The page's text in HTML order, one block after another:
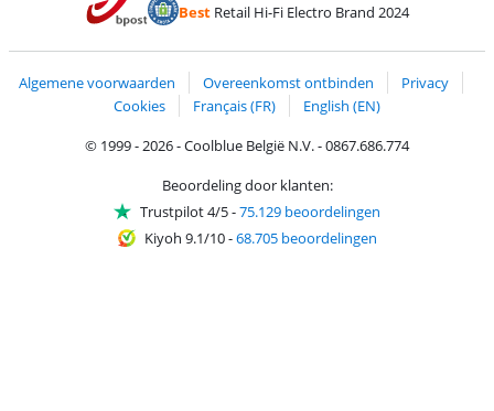
BestRetail Hi-Fi Electro Brand 2024
Algemene voorwaarden Overeenkomst ontbinden
Privacy
Cookies
Français (FR)
English (EN)
© 1999 - 2026 - Coolblue België N.V. - 0867.686.774
Beoordeling door klanten:
Trustpilot 4/5-75.129 beoordelingen
Kiyoh 9.1/10-68.705 beoordelingen